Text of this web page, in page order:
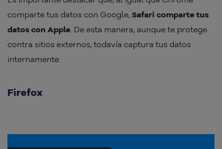
comparte tus datos con Google, Safari comparte tus
datos con Apple . De esta manera, aunque te protege
contra sitios externos, todavía captura tus datos
internamente.
Firefox